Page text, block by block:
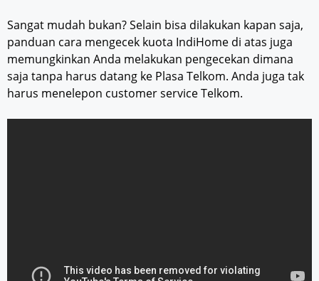
Sangat mudah bukan? Selain bisa dilakukan kapan saja,
panduan cara mengecek kuota IndiHome di atas juga
memungkinkan Anda melakukan pengecekan dimana
saja tanpa harus datang ke Plasa Telkom. Anda juga tak
harus menelepon customer service Telkom.